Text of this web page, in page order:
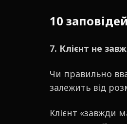
10
7. Клієнт не
Чи правильно
залежить від
Клієнт «завжди